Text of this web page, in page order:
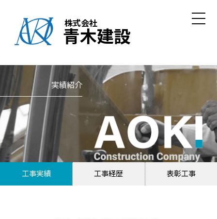
株式会社
青木建設
実績紹介
工事実績 工事経歴 表彰工事